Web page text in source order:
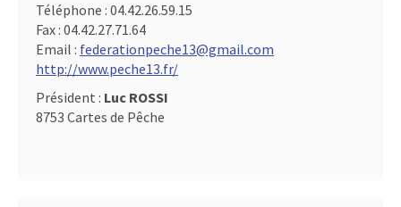
Téléphone : 04.42.26.59.15
Fax : 04.42.27.71.64
Email : federationpeche13@gmail.com
http://www.peche13.fr/
Président : Luc ROSSI
8753 Cartes de Pêche